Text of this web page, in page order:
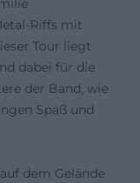
Riffs mit
Tour liegt
dabei für die
der Band, wie
Spaß und
dem Gelände